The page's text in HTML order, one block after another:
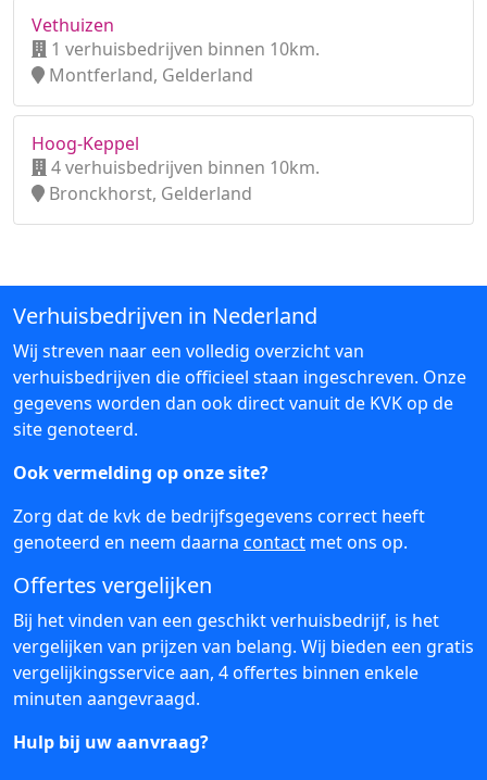
Vethuizen
1 verhuisbedrijven binnen 10km.
Montferland, Gelderland
Hoog-Keppel
4 verhuisbedrijven binnen 10km.
Bronckhorst, Gelderland
Verhuisbedrijven in Nederland
Wij streven naar een volledig overzicht van
verhuisbedrijven die officieel staan ingeschreven. Onze
gegevens worden dan ook direct vanuit de KVK op de
site genoteerd.
Ook vermelding op onze site?
Zorg dat de kvk de bedrijfsgegevens correct heeft
genoteerd en neem daarna contact met ons op.
Offertes vergelijken
Bij het vinden van een geschikt verhuisbedrijf, is het
vergelijken van prijzen van belang. Wij bieden een gratis
vergelijkingsservice aan, 4 offertes binnen enkele
minuten aangevraagd.
Hulp bij uw aanvraag?